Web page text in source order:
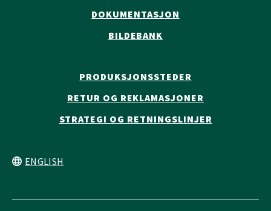
DOKUMENTASJON
BILDEBANK
PRODUKSJONSSTEDER
RETUR OG REKLAMASJONER
STRATEGI OG RETNINGSLINJER
ENGLISH